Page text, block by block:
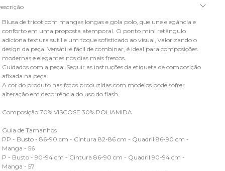
Blusa de tricot com mangas longas e gola polo, que une elegância e
conforto em uma proposta atemporal. O ponto mini retângulo
adiciona textura sutil e um toque sofisticado ao visual, valorizando o
design da peça. Versátil e fácil de combinar, é ideal para composições
modernas e elegantes nos dias mais frescos.
Cuidados com a peça: Seguir as instruções da etiqueta de composição
afixada na peça.
A cor do produto nas fotos produzidas com modelos pode sofrer
alteração em decorrência do uso do flash.
Composição:70% VISCOSE 30% POLIAMIDA
Guia de Tamanhos
PP - Busto - 86-90 cm - Cintura 82-86 cm - Quadril 86-90 cm -
Manga - 56
P - Busto - 90-94 cm - Cintura 86-90 cm - Quadril 90-94 cm -
Manga - 57